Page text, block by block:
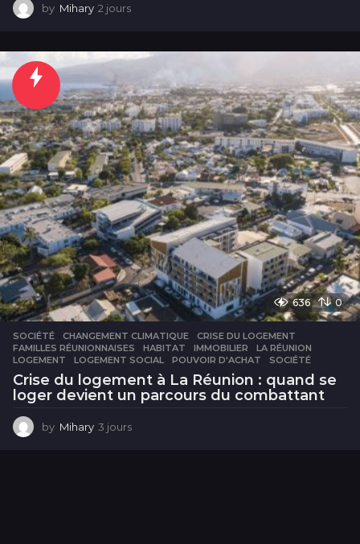
by Mihary 2 jours
u
s
636 0
SOCIÉTÉ CHANGEMENT CLIMATIQUE ,CRISE DU LOGEMENT
FAMILLES RÉUNIONNAISES
,HABITAT ,IMMOBILIER ,LA RÉUNION
LOGEMENT
,LOGEMENT SOCIAL ,POUVOIR D'ACHAT ,SOCIÉTÉ
Crise du logement à La Réunion : quand se
loger devient un parcours du combattant
by Mihary 3 jours